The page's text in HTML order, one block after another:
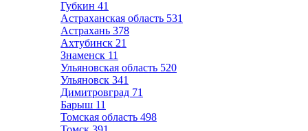
Губкин 41
Астраханская область 531
Астрахань 378
Ахтубинск 21
Знаменск 11
Ульяновская область 520
Ульяновск 341
Димитровград 71
Барыш 11
Томская область 498